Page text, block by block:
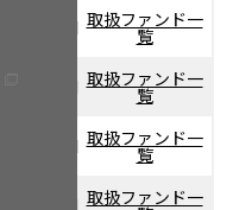
取扱ファンド一
覧
取扱ファンド一
覧
取扱ファンド一
覧
取扱ファンド一